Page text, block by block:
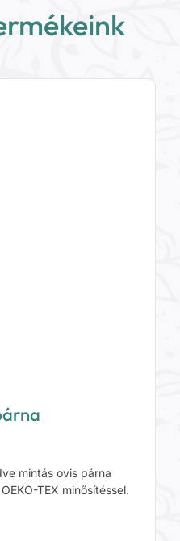
mintás ovis párna
TEX minősítéssel.